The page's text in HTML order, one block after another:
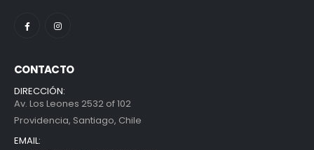
CONTACTO
DIRECCIÓN:
Av. Los Leones 2532 of 102
Providencia, Santiago, Chile
EMAIL: